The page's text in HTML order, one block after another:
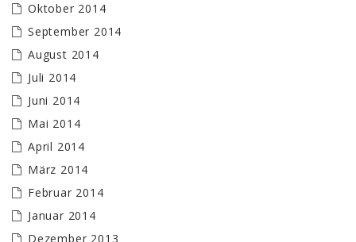
Oktober 2014
September 2014
August 2014
Juli 2014
Juni 2014
Mai 2014
April 2014
März 2014
Februar 2014
Januar 2014
Dezember 2013